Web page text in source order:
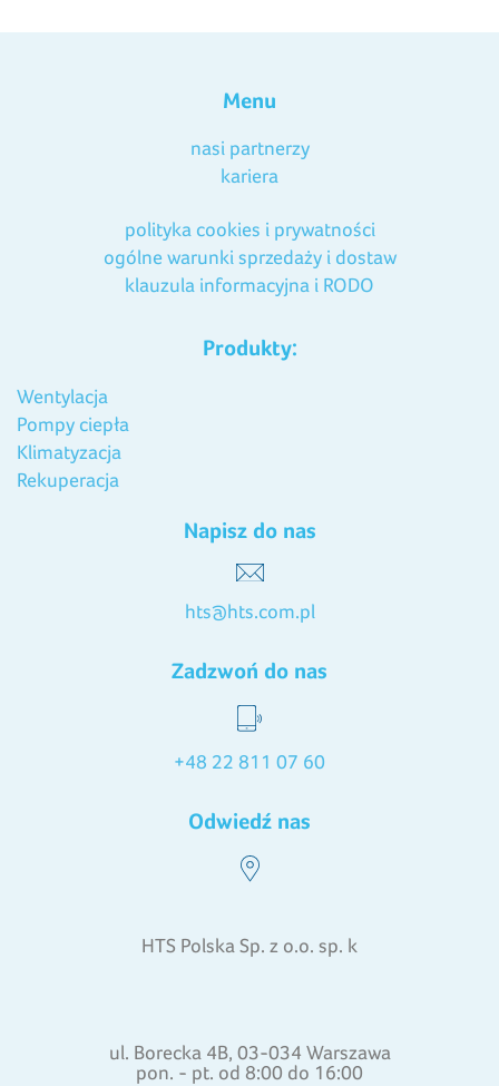
Menu
nasi partnerzy
kariera
polityka cookies i prywatności
ogólne warunki sprzedaży i dostaw
klauzula informacyjna i RODO
Produkty:
Wentylacja
Pompy ciepła
Klimatyzacja
Rekuperacja
Napisz do nas
hts@hts.com.pl
Zadzwoń do nas
+48 22 811 07 60
Odwiedź nas
HTS Polska Sp. z o.o. sp. k
ul. Borecka 4B, 03-034 Warszawa
pon. - pt. od 8:00 do 16:00